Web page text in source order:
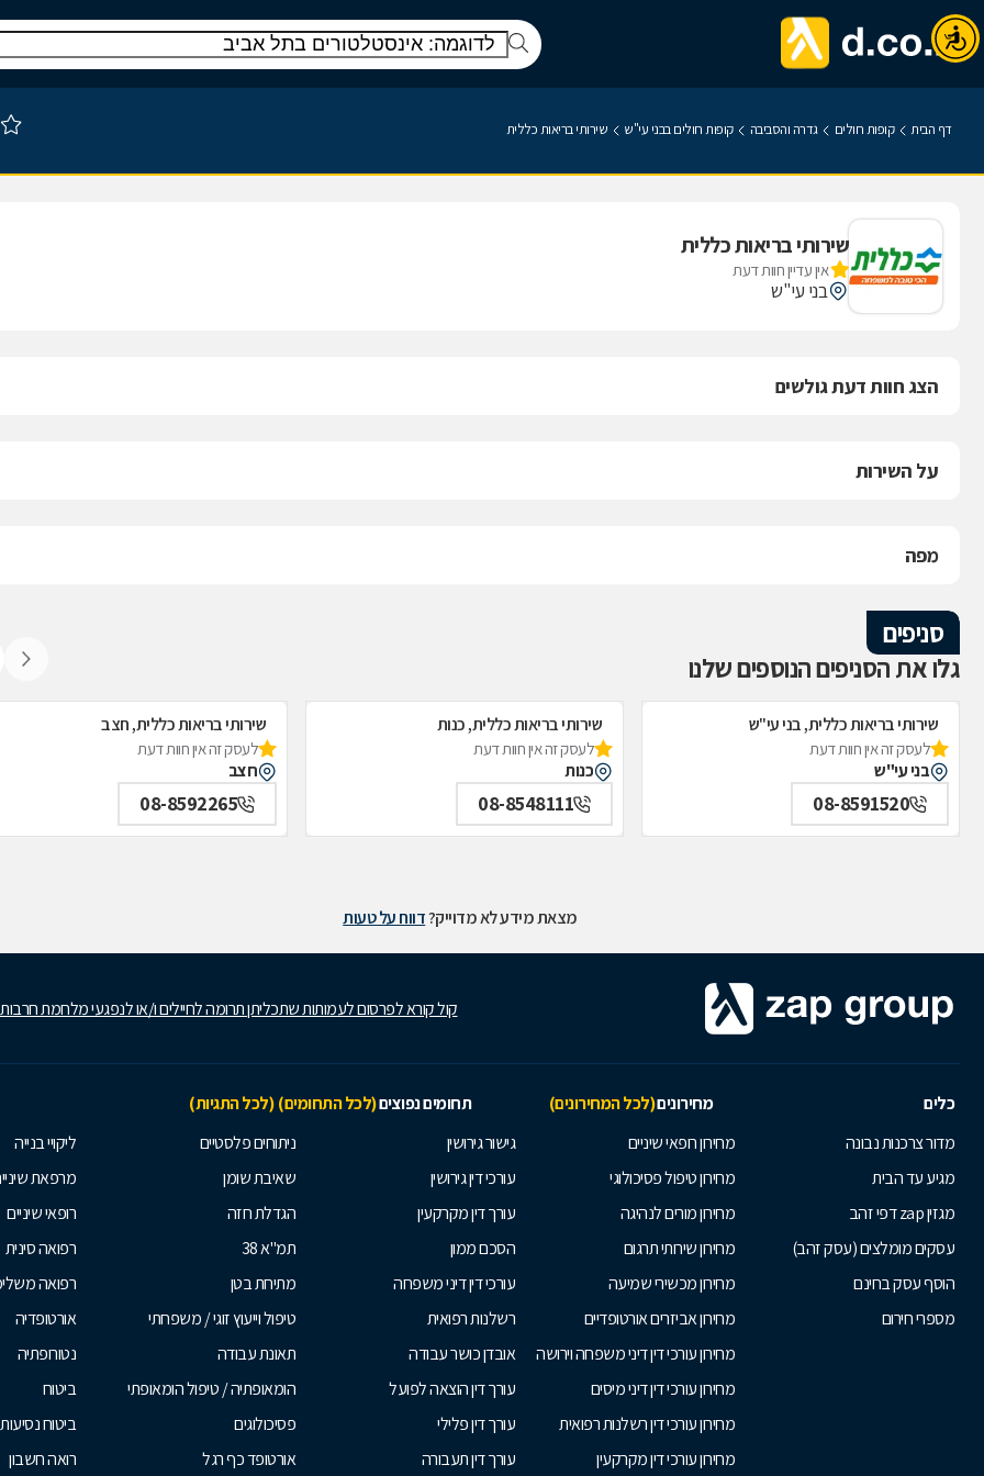
דף הבית קופות חולים גדרה והסביבה קופות חולים בבני עי"ש שירותי בריאות כללית
שירותי בריאות כללית
אין עדיין חוות דעת
בני עי"ש
הצג חוות דעת גולשים
על השירות
מפה
סניפים
גלו את הסניפים הנוספים שלנו
שירותי בריאות כללית, בני עי"ש
לעסק זה אין חוות דעת
בני עי"ש
08-8591520
שירותי בריאות כללית, כנות
לעסק זה אין חוות דעת
כנות
08-8548111
שירותי בריאות כללית, חצב
לעסק זה אין חוות דעת
חצב
08-8592265
מצאת מידע לא מדוייק?דווח על טעות
קול קורא לפרסום לעמותות שתכליתן תרומה לחיילים ו/או לנפגעי מלחמת
כלים מחירונים(לכל המחירונים) תחומים נפוצים(לכל התחומים) (לכל התגיות)
מדור צרכנות נבונה
מגיע עד הבית
מגזין zap דפי זהב
עסקים מומלצים (עסק זהב)
הוסף עסק בחינם
מספרי חירום
מחירון רופאי שיניים
מחירון טיפול פסיכולוגי
מחירון מורים לנהיגה
מחירון שירותי תרגום
מחירון מכשירי שמיעה
מחירון אביזרים אורטופדיים
מחירון עורכי דין דיני משפחה וירושה
מחירון עורכי דין דיני מיסים
מחירון עורכי דין רשלנות רפואית
מחירון עורכי דין מקרקעין
גישור גירושין
עורכי דין גירושין
עורך דין מקרקעין
הסכם ממון
עורכי דין דיני משפחה
רשלנות רפואית
אובדן כושר עבודה
עורך דין הוצאה לפועל
עורך דין פלילי
עורך דין תעבורה
ניתוחים פלסטיים
שאיבת שומן
הגדלת חזה
תמ"א 38
מתיחת בטן
טיפול וייעוץ זוגי / משפחתי
תאונת עבודה
הומאופתיה / טיפול הומאופתי
פסיכולוגים
אורטופד כף רגל
ליקויי בנייה
מרפאת
רופאי שיניים
רפואה סינית
רפואה
אורטופדיה
נטורופתיה
ביטוח
ביטוח
רואה חשבון